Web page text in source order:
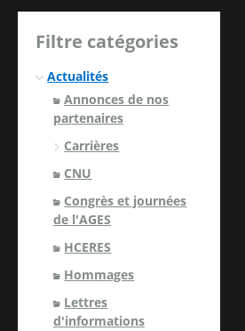
Filtre catégories
Actualités
Annonces de nos
partenaires
Carrières
CNU
Congrès et journées
de l'AGES
HCERES
Hommages
Lettres
d'informations